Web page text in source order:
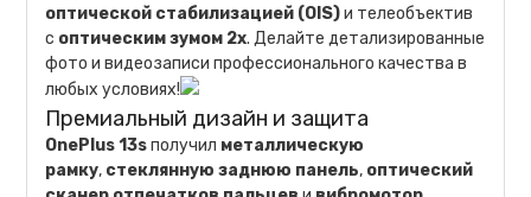
оптической стабилизацией (OIS)и телеобъектив
с оптическим зумом 2x. Делайте детализированные
фото и видеозаписи профессионального качества в
любых условиях!
Премиальный дизайн и защита
OnePlus 13sполучил металлическую
рамку, стеклянную заднюю панель, оптический